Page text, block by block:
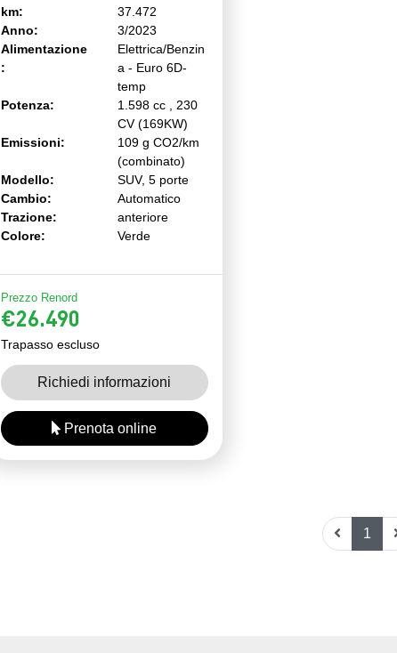
km:
37.472
Anno:
3/2023
Alimentazione
:
Elettrica/Benzin
a - Euro 6D-
temp
Potenza:
1.598 cc , 230
CV (169KW)
Emissioni:
109 g CO2/km
(combinato)
Modello:
SUV, 5 porte
Cambio:
Automatico
Trazione:
anteriore
Colore:
Verde
Prezzo Renord
€26.490
Trapasso escluso
Richiedi informazioni
Prenota online
1